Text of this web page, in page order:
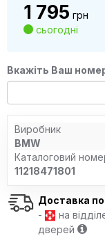
1 795 грн
сьогодні
Вкажіть Ваш
Виробник
BMW
Каталоговий
11218471801
Доставка по
-
на
дверей